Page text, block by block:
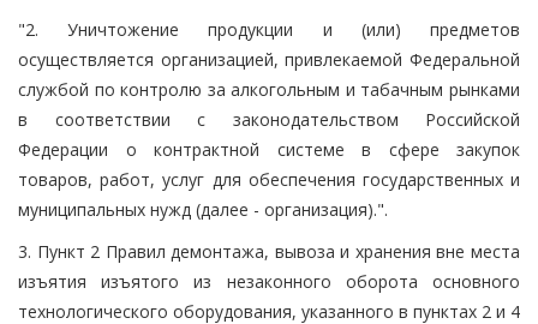
"2. Уничтожение продукции и (или) предметов
осуществляется организацией, привлекаемой Федеральной
службой по контролю за алкогольным и табачным рынками
в соответствии с законодательством Российской
Федерации о контрактной системе в сфере закупок
товаров, работ, услуг для обеспечения государственных и
муниципальных нужд (далее - организация).".
3. Пункт 2 Правил демонтажа, вывоза и хранения вне места
изъятия изъятого из незаконного оборота основного
технологического оборудования, указанного в пунктах 2 и 4